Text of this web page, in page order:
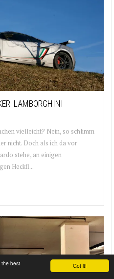
Got it!
the best
LAMBORGHINI
vielleicht? Nein, so schlimm
nicht. Doch als ich da vor
stehe, an einigen
Heckfl...